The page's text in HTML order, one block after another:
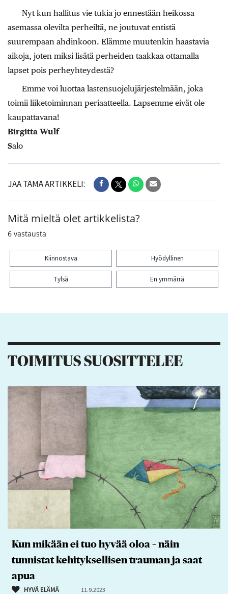
Nyt kun hallitus vie tukia jo ennestään heikossa
asemassa olevilta perheiltä, ne joutuvat entistä
suurempaan ahdinkoon. Elämme muutenkin haastavia
aikoja, joten miksi lisätä perheiden taakkaa ottamalla
lapset pois perheyhteydestä?
Emme voi luottaa lastensuojelujärjestelmään, joka
toimii liiketoiminnan periaatteella. Lapsemme eivät ole
kaupattavana!
Birgitta Wulf
Salo
JAA TÄMÄ ARTIKKELI:
Mitä mieltä olet artikkelista?
6 vastausta
Kiinnostava Hyödyllinen
Tylsä En ymmärrä
TOIMITUS SUOSITTELEE
Kun mikään ei tuo hyvää oloa – näin
tunnistat kehityksellisen trauman ja saat
apua
HYVÄ ELÄMÄ 11.9.2023